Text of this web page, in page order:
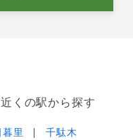
くの駅から探す
暮里 千駄木